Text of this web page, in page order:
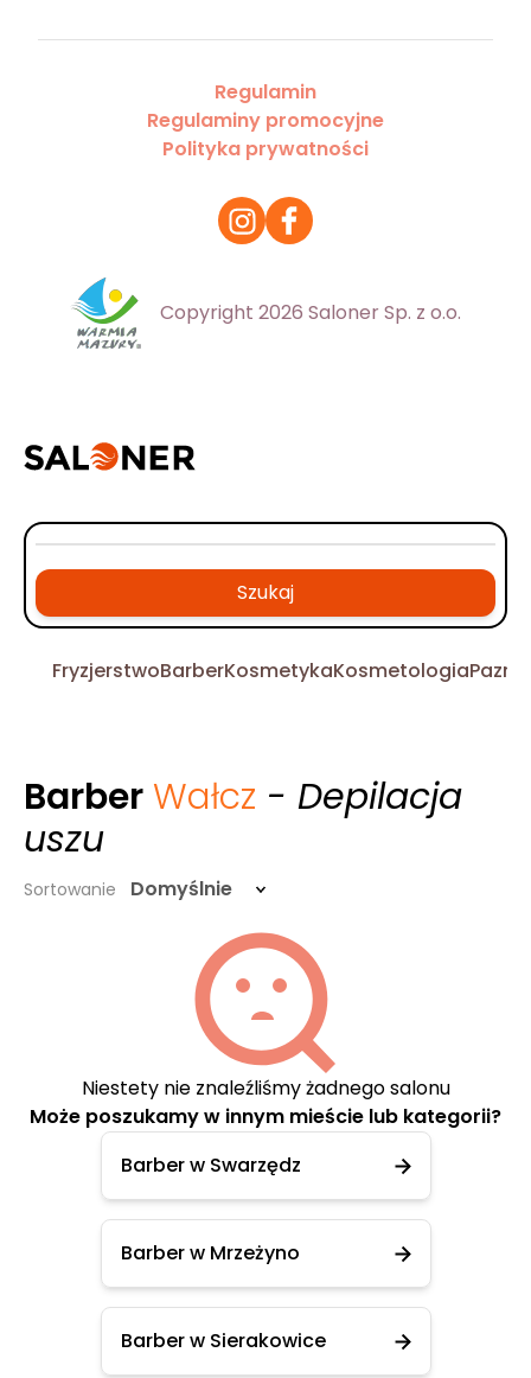
Regulamin
Regulaminy promocyjne
Polityka prywatności
Copyright 2026 Saloner Sp. z o.o.
Szukaj
FryzjerstwoBarberKosmetykaKosmetologia
Barber Wałcz - Depilacja
uszu
Sortowanie Domyślnie
Niestety nie znaleźliśmy żadnego salonu
Może poszukamy w innym mieście lub kategorii?
Barber w Swarzędz
Barber w Mrzeżyno
Barber w Sierakowice